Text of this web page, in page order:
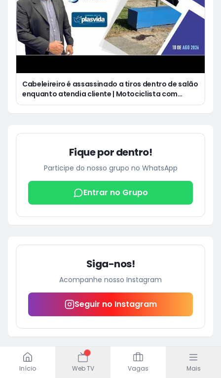
Cabeleireiro é assassinado a tiros dentro de salão
enquanto atendia cliente | Motociclista com
sinais de embriaguez fica gravemente ferido após
Fique por dentro!
Participe do nosso grupo no WhatsApp
Entrar no Grupo
Siga-nos!
Acompanhe nosso Instagram
Seguir no Instagram
Início Web TV Vagas Mais